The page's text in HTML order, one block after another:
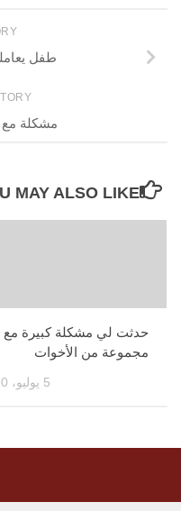
طفل
مشكلة
MAY ALSO LIKE...
حدثت لي مشكلة كبيرة مع
مجموعة من الأخوات
5 يوليو، 2010